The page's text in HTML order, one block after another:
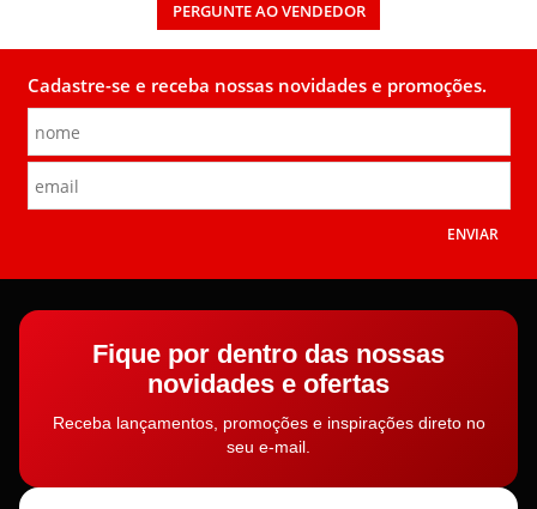
PERGUNTE AO VENDEDOR
Cadastre-se e receba nossas novidades e promoções.
ENVIAR
Fique por dentro das nossas
novidades e ofertas
Receba lançamentos, promoções e inspirações direto no
seu e-mail.